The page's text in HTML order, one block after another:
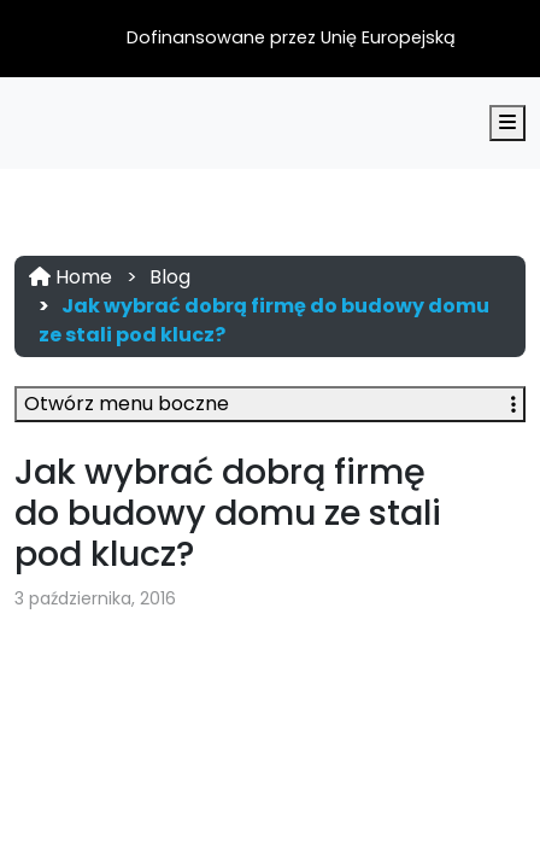
Dofinansowane przez Unię Europejską
Home
Blog
Jak wybrać dobrą firmę do budowy domu
ze stali pod klucz?
Jak wybrać dobrą firmę
do budowy domu ze stali
pod klucz?
3 października, 2016
Otwórz menu boczne